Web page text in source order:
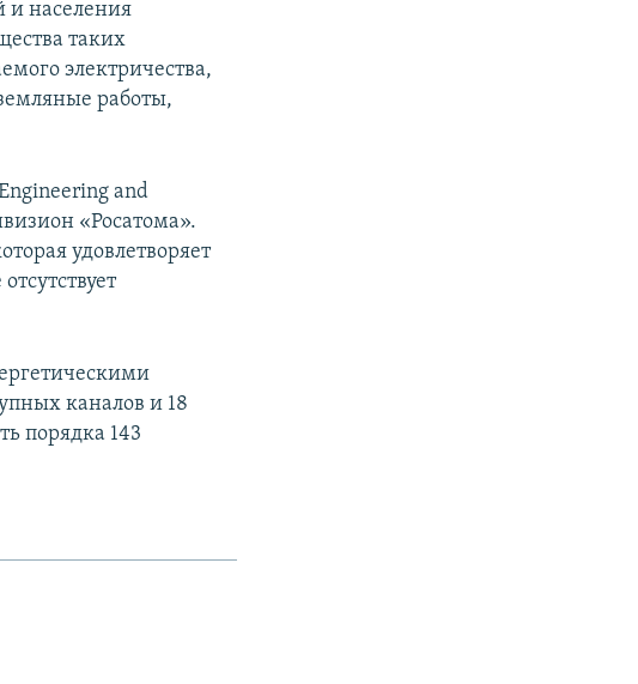
и населения
таких
электричества,
работы,
and
«Росатома».
удовлетворяет
каналов и 18
порядка 143